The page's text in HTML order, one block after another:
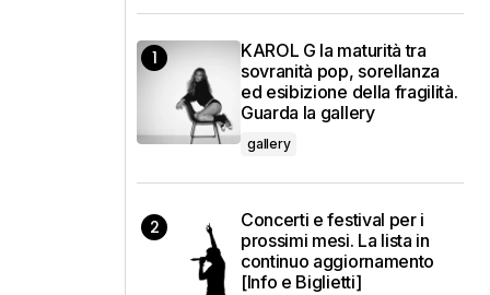
KAROL G la maturità tra
sovranità pop, sorellanza
ed esibizione della fragilità.
Guarda la gallery
gallery
Concerti e festival per i
prossimi mesi. La lista in
continuo aggiornamento
[Info e Biglietti]